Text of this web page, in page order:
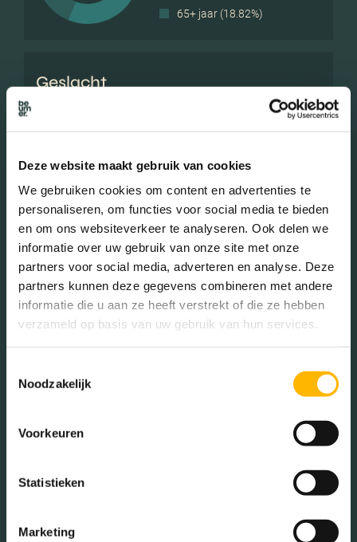
Deze website maakt gebruik van cookies
We gebruiken cookies om content en advertenties te
personaliseren, om functies voor social media te bieden
en om ons websiteverkeer te analyseren. Ook delen we
informatie over uw gebruik van onze site met onze
partners voor social media, adverteren en analyse. Deze
partners kunnen deze gegevens combineren met andere
informatie die u aan ze heeft verstrekt of die ze hebben
verzameld op basis van uw gebruik van hun services.
Noodzakelijk
Voorkeuren
Statistieken
Marketing
65+ jaar (18.82%)
Geslacht
Mannen (48.76%)
Gezinnen met kinderen
Met kinderen (36.54%)
Zonder kinderen (33.18%)
Éénpersoons huishoudens
(30.28%)
Aantal inwoners: